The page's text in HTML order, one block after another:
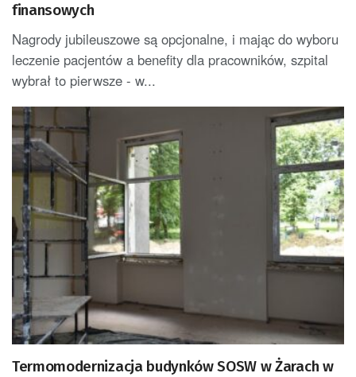
finansowych
Nagrody jubileuszowe są opcjonalne, i mając do wyboru
leczenie pacjentów a benefity dla pracowników, szpital
wybrał to pierwsze - w...
Termomodernizacja budynków SOSW w Żarach w